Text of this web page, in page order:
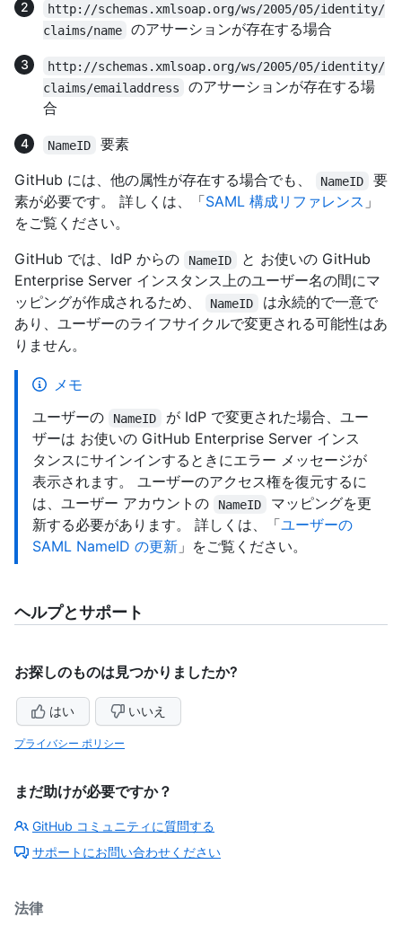
http://schemas.xmlsoap.org/ws/2005/05/identity/
claims/name
のアサーションが存在する場合
http://schemas.xmlsoap.org/ws/2005/05/identity/
claims/emailaddress
のアサーションが存在する場
合
NameID
要素
GitHub には、他の属性が存在する場合でも、
NameID
要
素が必要です。 詳しくは、「SAML 構成リファレンス 」
をご覧ください。
GitHub では、IdP からの
NameID
と お使いの GitHub
Enterprise Server インスタンス上のユーザー名の間にマ
ッピングが作成されるため、
NameID
は永続的で一意で
あり、ユーザーのライフサイクルで変更される可能性はあ
りません。
メモ
ユーザーの
NameID
が IdP で変更された場合、ユー
ザーは お使いの GitHub Enterprise Server インス
タンスにサインインするときにエラー メッセージが
表示されます。 ユーザーのアクセス権を復元するに
は、ユーザー アカウントの
NameID
マッピングを更
新する必要があります。 詳しくは、「ユーザーの
SAML NameID の更新 」をご覧ください。
ヘルプとサポート
お探しのものは見つかりましたか?
はい いいえ
プライバシー ポリシー
まだ助けが必要ですか？
GitHub コミュニティに質問する
サポートにお問い合わせください
法律